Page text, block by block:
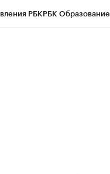
РБКРБК Образование